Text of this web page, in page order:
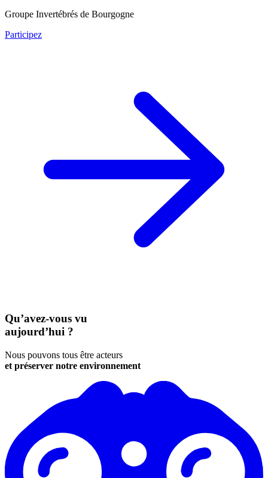
Groupe Invertébrés de Bourgogne
Participez
Qu’avez-vous vu
aujourd’hui ?
Nous pouvons tous être acteurs
et préserver notre environnement